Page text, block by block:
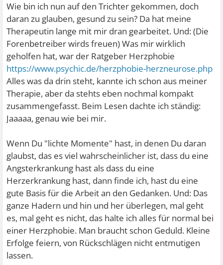
Wie bin ich nun auf den Trichter gekommen, doch
daran zu glauben, gesund zu sein? Da hat meine
Therapeutin lange mit mir dran gearbeitet. Und: (Die
Forenbetreiber wirds freuen) Was mir wirklich
geholfen hat, war der Ratgeber Herzphobie
https://www.psychic.de/herzphobie-herzneurose.php
Alles was da drin steht, kannte ich schon aus meiner
Therapie, aber da stehts eben nochmal kompakt
zusammengefasst. Beim Lesen dachte ich ständig:
Jaaaaa, genau wie bei mir.
Wenn Du "lichte Momente" hast, in denen Du daran
glaubst, das es viel wahrscheinlicher ist, dass du eine
Angsterkrankung hast als dass du eine
Herzerkrankung hast, dann finde ich, hast du eine
gute Basis für die Arbeit an den Gedanken. Und: Das
ganze Hadern und hin und her überlegen, mal geht
es, mal geht es nicht, das halte ich alles für normal bei
einer Herzphobie. Man braucht schon Geduld. Kleine
Erfolge feiern, von Rückschlägen nicht entmutigen
lassen.